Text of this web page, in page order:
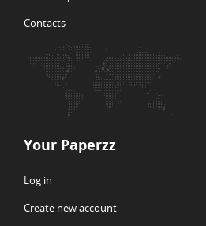
Contacts
Your Paperzz
Log in
Create new account